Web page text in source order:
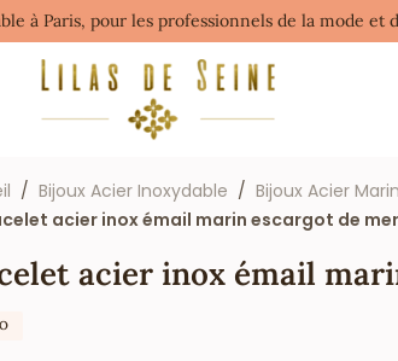
à Paris, pour les professionnels de la mode et
Bijoux Acier Inoxydable
Bijoux Acier Marin
acier inox émail marin escargot de
acier inox émail